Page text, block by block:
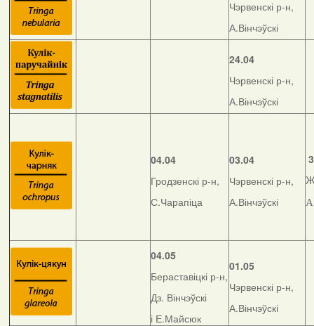
Чэрвенскі р-н,
А.Вінчэўскі
24.04
Чэрвенскі р-н,
А.Вінчэўскі
04.04
Гродзенскі р-н,
С.Чарапіца
03.04
Чэрвенскі р-н,
А.Вінчэўскі
04.05
Бераставіцкі р-н,
Дз. Вінчэўскі
і Е.Майсюк
01.05
Чэрвенскі р-н,
А.Вінчэўскі